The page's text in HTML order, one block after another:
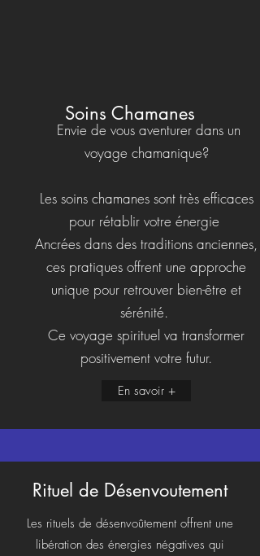
Soins Chamanes
Envie de vous aventurer dans un
voyage chamanique?
Les soins chamanes sont très efficaces
pour rétablir votre énergie
Ancrées dans des traditions anciennes,
ces pratiques offrent une approche
unique pour retrouver bien-être et
sérénité.
Ce voyage spirituel va transformer
positivement votre futur.
En savoir +
Rituel de Désenvoutement
Les rituels de désenvoûtement offrent une
libération des énergies négatives qui